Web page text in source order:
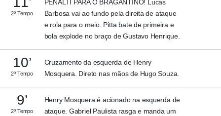
2º Tempo
PÊNALTI PARA O BRAGANTINO! Lucas
Barbosa vai ao fundo pela direita de ataque
e rola para o meio. Pitta bate de primeira e
bola explode no braço de Gustavo Henrique.
10’
2º Tempo
Cruzamento da esquerda de Henry
Mosquera. Direto nas mãos de Hugo Souza.
9’
2º Tempo
Henry Mosquera é acionado na esquerda de
ataque. Gabriel Paulista rasga e manda um